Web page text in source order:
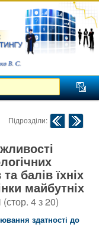
Пошук
Навігація по
Підрозділи:
балів їхніх
майбутніх
(стор. 4з20)
здатності до